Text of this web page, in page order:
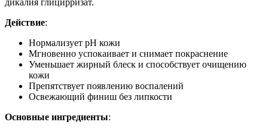
Действие:
Нормализует pH кожи
Мгновенно успокаивает и снимает покраснение
Уменьшает жирный блеск и способствует очищению
кожи
Препятствует появлению воспалений
Освежающий финиш без липкости
Основные ингредиенты: